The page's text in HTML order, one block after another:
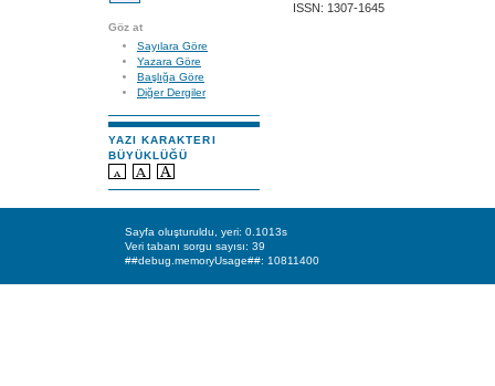
Göz at
Sayılara Göre
Yazara Göre
Başlığa Göre
Diğer Dergiler
YAZI KARAKTERI
BÜYÜKLÜĞÜ
ISSN: 1307-1645
Sayfa oluşturuldu, yeri: 0.1013s
Veri tabanı sorgu sayısı: 39
##debug.memoryUsage##: 10811400